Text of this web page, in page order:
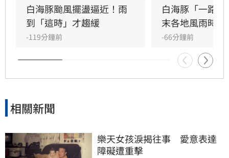
雨以上等級降雨，非必要請勿前往山區。氣象署
指出，目前連江縣以46%暴風侵襲機率最高，其
次為基隆市及大台北地區。提醒航行船隻嚴加戒
備，後續路徑仍有變化，民眾應持續留意氣象署
最新預報資訊，並做好防颱準備以策安全。
白海豚颱風擺盪逼近！雨
到「這時」才趨緩
-119分鐘前
白海豚「一路
末各地風雨時程
-66分鐘前
相關新聞
樂天女孩淚揭往事　愛意表達
障礙遭重擊